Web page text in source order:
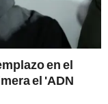
en el
el 'ADN